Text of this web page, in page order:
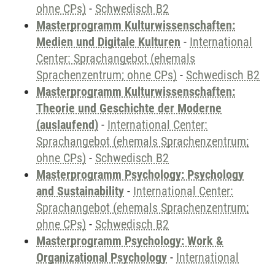
ohne CPs) - Schwedisch B2
Masterprogramm Kulturwissenschaften:
Medien und Digitale Kulturen - International
Center: Sprachangebot (ehemals
Sprachenzentrum; ohne CPs) - Schwedisch B2
Masterprogramm Kulturwissenschaften:
Theorie und Geschichte der Moderne
(auslaufend) - International Center:
Sprachangebot (ehemals Sprachenzentrum;
ohne CPs) - Schwedisch B2
Masterprogramm Psychology: Psychology
and Sustainability - International Center:
Sprachangebot (ehemals Sprachenzentrum;
ohne CPs) - Schwedisch B2
Masterprogramm Psychology: Work &
Organizational Psychology - International